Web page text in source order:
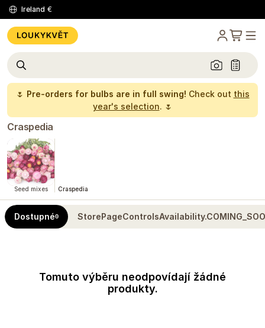
Ireland €
🌷 Pre-orders for bulbs are in full swing! Check out this
year's selection. 🌷
Craspedia
Seed mixes Craspedia
Dostupné0
Tomuto výběru neodpovídají žádné
produkty.